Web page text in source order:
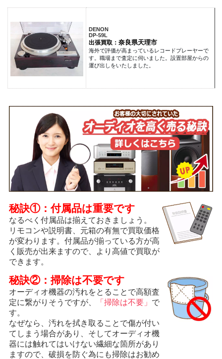
DENON
DP-59L
出張買取： 奈良県天理市
海外で評価が高まっているレコードプレーヤーで
す。職場まで査定に伺いました。設置部屋からの
運び出しをいたしました。
秘訣①：付属品は重要です
なるべく付属品は揃えておきましょう。
リモコンや説明書、元箱の有無で買取価格
が変わります。付属品が揃っている方が高
く販売が出来ますので、より高値で買取が
できます。
秘訣②：掃除は不要です
オーディオ機器の汚れをとることで高額査
定に繋がりそうですが、
「掃除は不要」 で
す。
なぜなら、汚れを拭き取ることで傷が付い
てしまう場合があり、そしてオーディオ機
器には触れてはいけない繊細な箇所があり
ますので、破損を防ぐ為にも掃除はお勧め